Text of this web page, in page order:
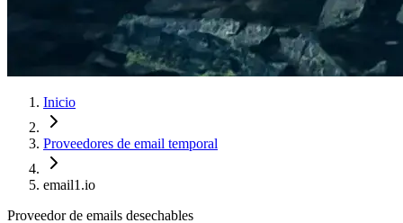
Inicio
Proveedores de email temporal
email1.io
Proveedor de emails desechables